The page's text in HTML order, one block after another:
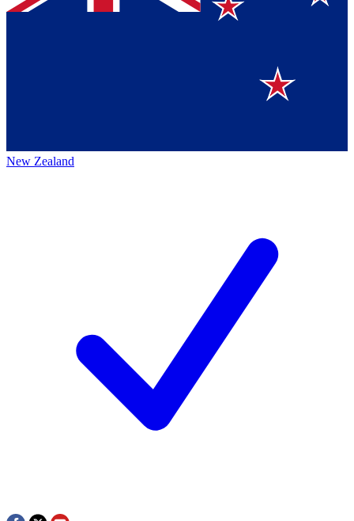
New Zealand